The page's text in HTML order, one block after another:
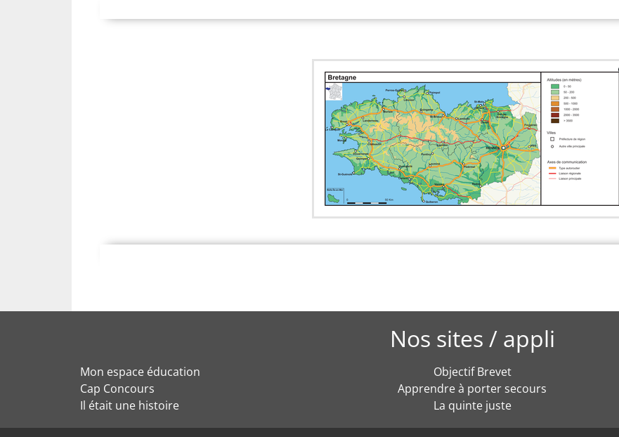
Nos sites / appli
Mon espace éducation
Cap Concours
Il était une histoire
Objectif Brevet
Apprendre à porter secours
La quinte juste